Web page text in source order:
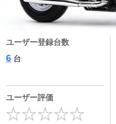
ユーザー登録台数
6 台
ユーザー評価